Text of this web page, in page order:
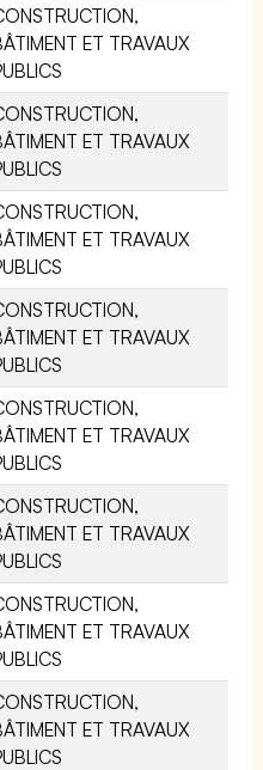
ET TRAVAUX
ET TRAVAUX
ET TRAVAUX
ET TRAVAUX
ET TRAVAUX
ET TRAVAUX
ET TRAVAUX
ET TRAVAUX